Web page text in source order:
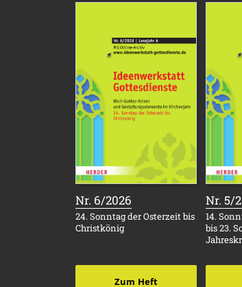
Nr. 6/2026
24. Sonntag der Osterzeit bis
Christkönig
Zum Heft
Nr. 5/
14.
bis 23.